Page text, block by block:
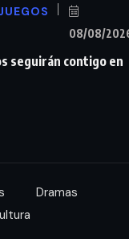
08/08/
seguirán contigo en
Dramas